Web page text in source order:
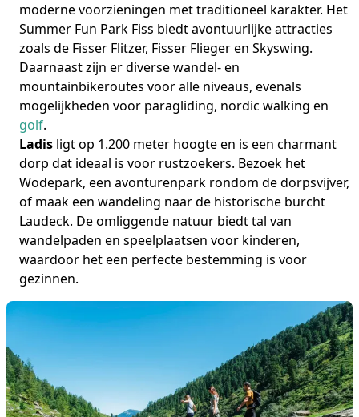
moderne voorzieningen met traditioneel karakter. Het
Summer Fun Park Fiss biedt avontuurlijke attracties
zoals de Fisser Flitzer, Fisser Flieger en Skyswing.
Daarnaast zijn er diverse wandel- en
mountainbikeroutes voor alle niveaus, evenals
mogelijkheden voor paragliding, nordic walking en
golf.
Ladis ligt op 1.200 meter hoogte en is een charmant
dorp dat ideaal is voor rustzoekers. Bezoek het
Wodepark, een avonturenpark rondom de dorpsvijver,
of maak een wandeling naar de historische burcht
Laudeck. De omliggende natuur biedt tal van
wandelpaden en speelplaatsen voor kinderen,
waardoor het een perfecte bestemming is voor
gezinnen.